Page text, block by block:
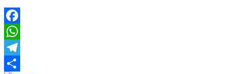
Facebook
WhatsApp
Telegram